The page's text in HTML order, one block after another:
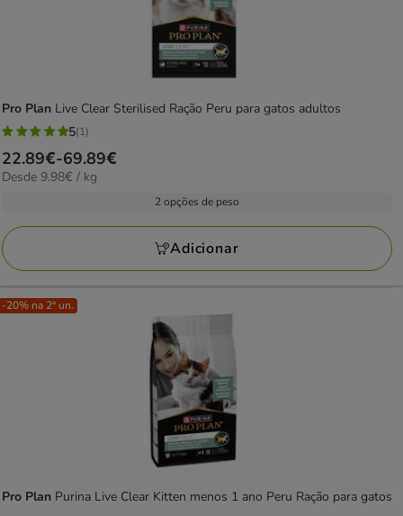
Pro Plan Live Clear Sterilised Ração Peru para gatos adultos
5
estrelas
com
avaliações
5(1)
Preço
de
69.89€
22.89€-69.89€
9.98€
Desde 9.98€ / kg
2 opções de peso
Adicionar
-20% na 2ª un.
Pro Plan Purina Live Clear Kitten menos 1 ano Peru Ração para gatos